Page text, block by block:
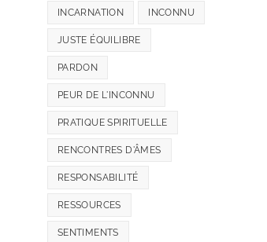
INCARNATION INCONNU
JUSTE ÉQUILIBRE
PARDON
PEUR DE L'INCONNU
PRATIQUE SPIRITUELLE
RENCONTRES D'ÂMES
RESPONSABILITÉ
RESSOURCES
SENTIMENTS